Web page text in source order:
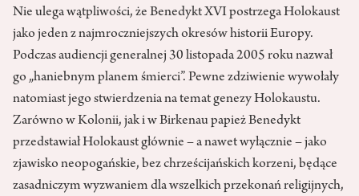
Nie ulega wątpliwości, że Benedykt XVI postrzega Holokaust
jako jeden z najmroczniejszych okresów historii Europy.
Podczas audiencji generalnej 30 listopada 2005 roku nazwał
go „haniebnym planem śmierci”. Pewne zdziwienie wywołały
natomiast jego stwierdzenia na temat genezy Holokaustu.
Zarówno w Kolonii, jak i w Birkenau papież Benedykt
przedstawiał Holokaust głównie – a nawet wyłącznie – jako
zjawisko neopogańskie, bez chrześcijańskich korzeni, będące
zasadniczym wyzwaniem dla wszelkich przekonań religijnych,